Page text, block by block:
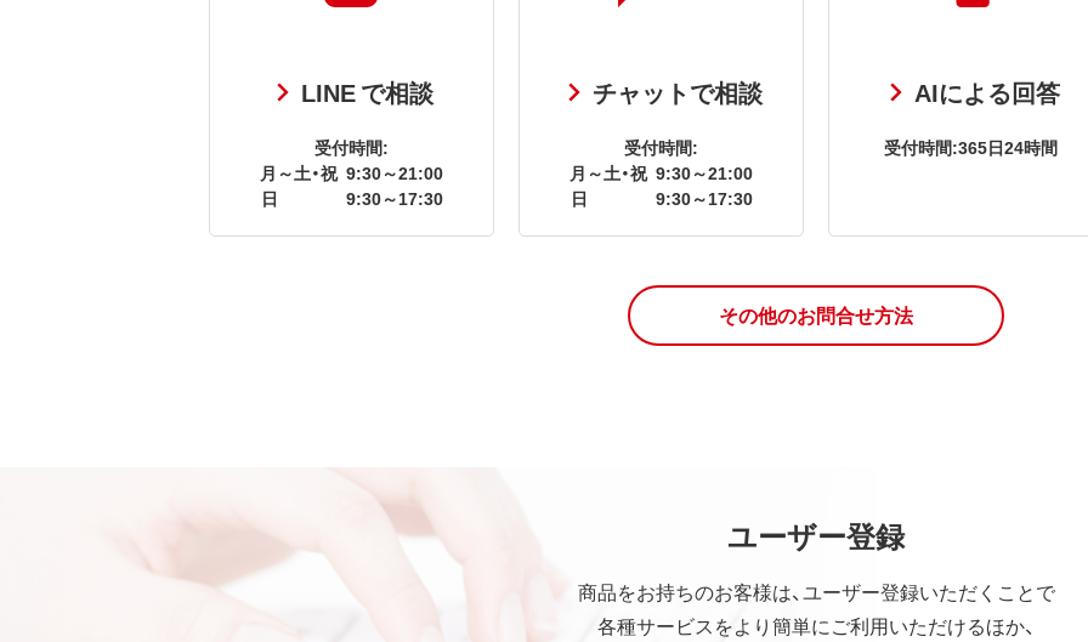
LINE で相談
受付時間:
月～土・祝 9:30～21:00
日
9:30～17:30
チャットで相談
受付時間:
月～土・祝 9:30～21:00
日
9:30～17:30
AIによる回答
受付時間:365日24時間
その他のお問合せ方法
ユーザー登録
商品をお持ちのお客様は、ユーザー登録いただくことで
各種サービスをより簡単にご利用いただけるほか、